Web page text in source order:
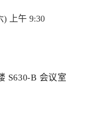
) 上午 9:30
S630-B 会议室